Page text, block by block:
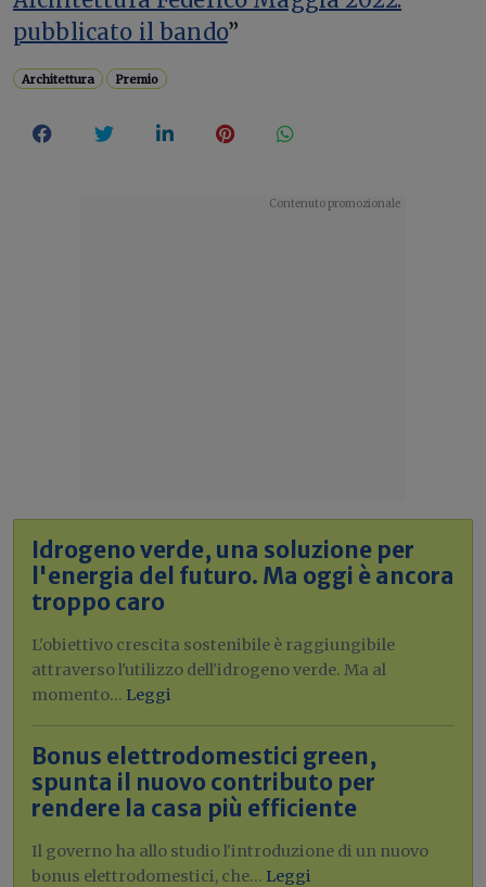
pubblicato il bando”
Architettura Premio
Idrogeno verde, una soluzione per
l'energia del futuro. Ma oggi è ancora
troppo caro
L'obiettivo crescita sostenibile è raggiungibile
attraverso l'utilizzo dell'idrogeno verde. Ma al
momento... Leggi
Bonus elettrodomestici green,
spunta il nuovo contributo per
rendere la casa più efficiente
Il governo ha allo studio l'introduzione di un nuovo
bonus elettrodomestici, che... Leggi